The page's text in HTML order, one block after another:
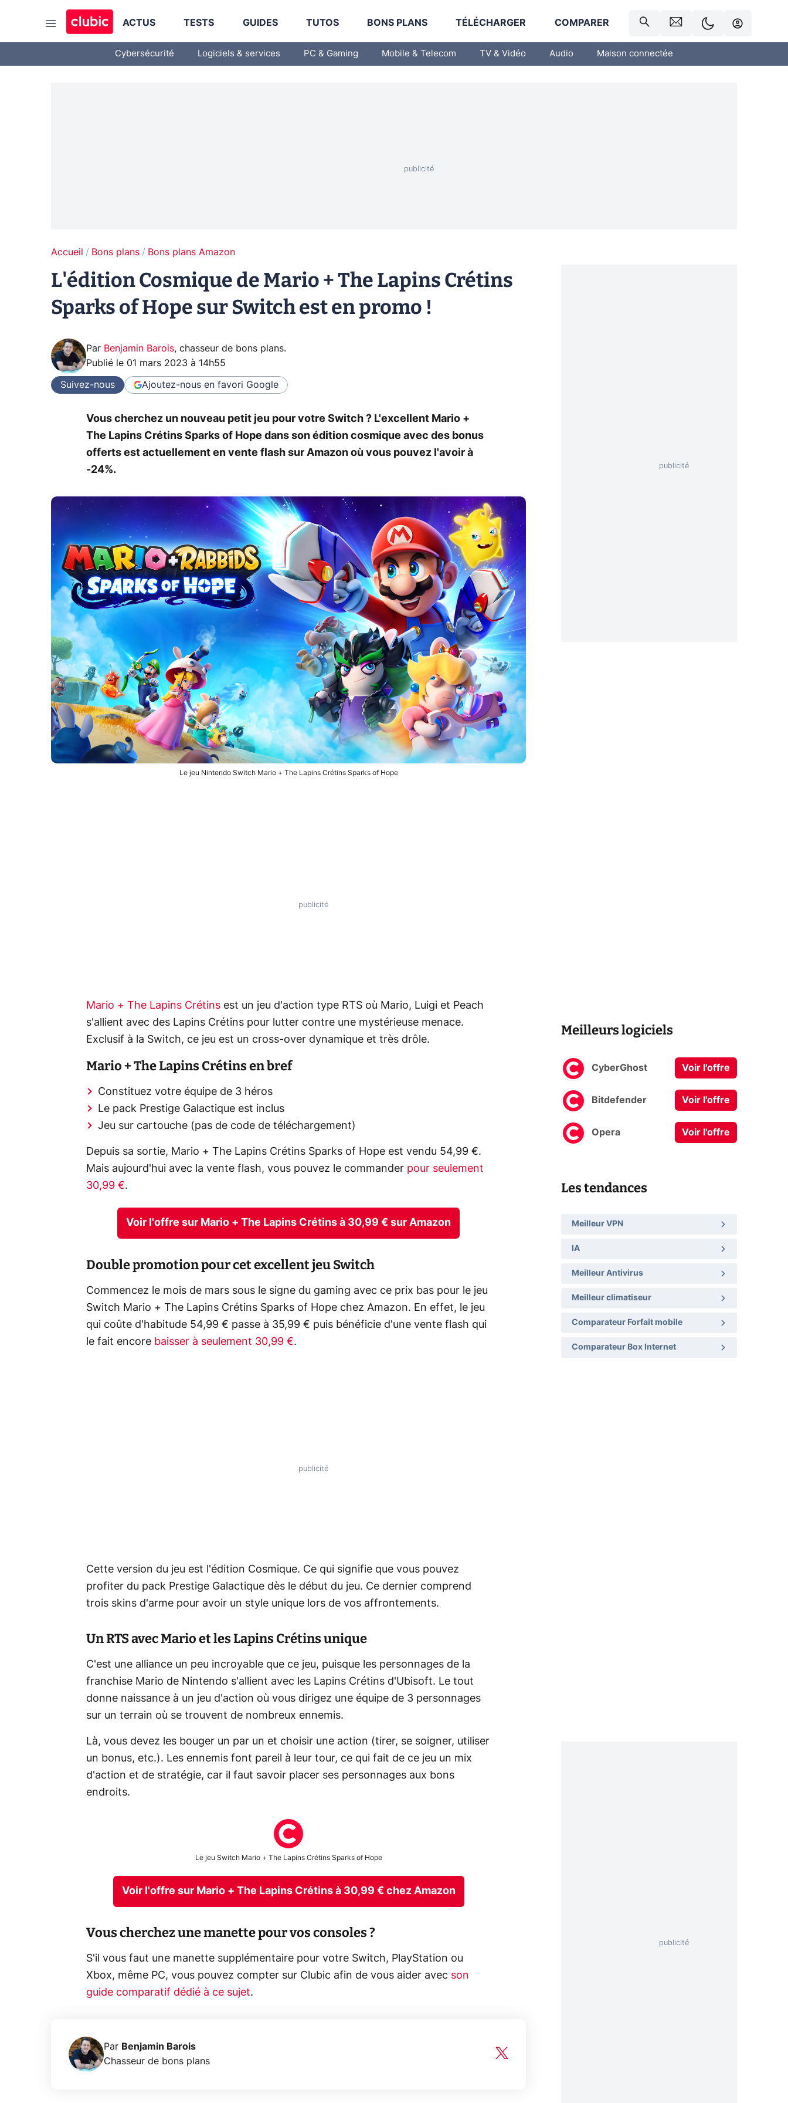
ACTUS TESTS GUIDES TUTOS BONS PLANS TÉLÉCHARGER COMPARER
Cybersécurité Logiciels & services PC & Gaming Mobile & Telecom TV & Vidéo Audio Maison connectée
Accueil Bons plans Bons plans Amazon
L'édition Cosmique de Mario + The Lapins Crétins
Sparks of Hope sur Switch est en promo !
Par Benjamin Barois, chasseur de bons plans.
Publié le 01 mars 2023 à 14h55
Suivez-nous Ajoutez-nous en favori Google
Vous cherchez un nouveau petit jeu pour votre Switch ? L'excellent Mario +
The Lapins Crétins Sparks of Hope dans son édition cosmique avec des bonus
offerts est actuellement en vente flash sur Amazon où vous pouvez l'avoir à
-24%.
Le jeu Nintendo Switch Mario + The Lapins Crétins Sparks of Hope
Mario + The Lapins Crétins est un jeu d'action type RTS où Mario, Luigi et Peach
s'allient avec des Lapins Crétins pour lutter contre une mystérieuse menace.
Exclusif à la Switch, ce jeu est un cross-over dynamique et très drôle.
Mario + The Lapins Crétins en bref
Constituez votre équipe de 3 héros
Le pack Prestige Galactique est inclus
Jeu sur cartouche (pas de code de téléchargement)
Depuis sa sortie, Mario + The Lapins Crétins Sparks of Hope est vendu 54,99 €.
Mais aujourd'hui avec la vente flash, vous pouvez le commander pour seulement
30,99 €.
Voir l'offre sur Mario + The Lapins Crétins à 30,99 € sur Amazon
Double promotion pour cet excellent jeu Switch
Commencez le mois de mars sous le signe du gaming avec ce prix bas pour le jeu
Switch Mario + The Lapins Crétins Sparks of Hope chez Amazon. En effet, le jeu
qui coûte d'habitude 54,99 € passe à 35,99 € puis bénéficie d'une vente flash qui
le fait encore baisser à seulement 30,99 €.
Cette version du jeu est l'édition Cosmique. Ce qui signifie que vous pouvez
profiter du pack Prestige Galactique dès le début du jeu. Ce dernier comprend
trois skins d'arme pour avoir un style unique lors de vos affrontements.
Un RTS avec Mario et les Lapins Crétins unique
C'est une alliance un peu incroyable que ce jeu, puisque les personnages de la
franchise Mario de Nintendo s'allient avec les Lapins Crétins d'Ubisoft. Le tout
donne naissance à un jeu d'action où vous dirigez une équipe de 3 personnages
sur un terrain où se trouvent de nombreux ennemis.
Là, vous devez les bouger un par un et choisir une action (tirer, se soigner, utiliser
un bonus, etc.). Les ennemis font pareil à leur tour, ce qui fait de ce jeu un mix
d'action et de stratégie, car il faut savoir placer ses personnages aux bons
endroits.
Le jeu Switch Mario + The Lapins Crétins Sparks of Hope
Voir l'offre sur Mario + The Lapins Crétins à 30,99 € chez Amazon
Vous cherchez une manette pour vos consoles ?
S'il vous faut une manette supplémentaire pour votre Switch, PlayStation ou
Xbox, même PC, vous pouvez compter sur Clubic afin de vous aider avec son
guide comparatif dédié à ce sujet.
Par Benjamin Barois
Chasseur de bons plans
Meilleurs logiciels
CyberGhost Voir l'offre
Bitdefender Voir l'offre
Opera Voir l'offre
Les tendances
Meilleur VPN
IA
Meilleur Antivirus
Meilleur climatiseur
Comparateur Forfait mobile
Comparateur Box Internet